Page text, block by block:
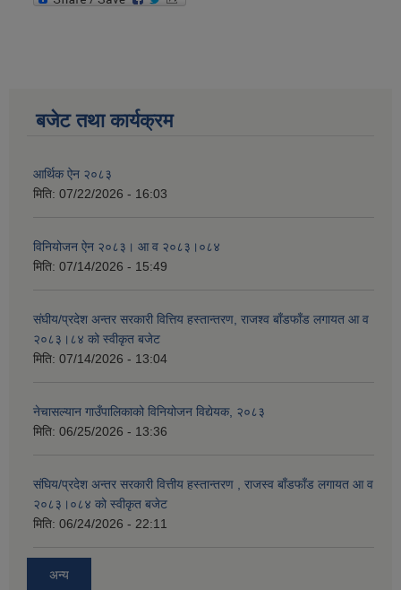
बजेट तथा कार्यक्रम
आर्थिक ऐन २०८३
मिति: 07/22/2026 - 16:03
विनियोजन ऐन २०८३। आ व २०८३।०८४
मिति: 07/14/2026 - 15:49
संघीय/प्रदेश अन्तर सरकारी वित्तिय हस्तान्तरण, राजश्व बाँडफाँड लगायत आ व
२०८३।८४ को स्वीकृत बजेट
मिति: 07/14/2026 - 13:04
नेचासल्यान गाउँपालिकाको विनियोजन विद्येयक, २०८३
मिति: 06/25/2026 - 13:36
संघिय/प्रदेश अन्तर सरकारी वित्तीय हस्तान्तरण , राजस्व बाँडफाँड लगायत आ व
२०८३।०८४ को स्वीकृत बजेट
मिति: 06/24/2026 - 22:11
अन्य